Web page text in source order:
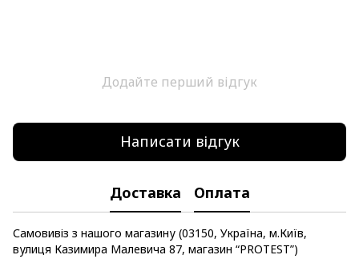
Додайте перший відгук
Написати відгук
Доставка Оплата
Самовивіз з нашого магазину (03150, Україна, м.Київ,
вулиця Казимира Малевича 87, магазин “PROTEST”)